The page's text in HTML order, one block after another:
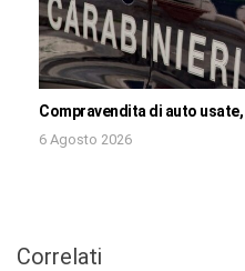
Compravendita di auto
6 Agosto 2026
Correlati